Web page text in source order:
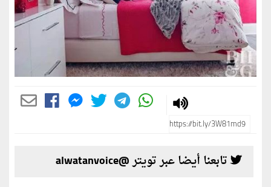
تابعنا أيضا عبر تويتر @alwatanvoice